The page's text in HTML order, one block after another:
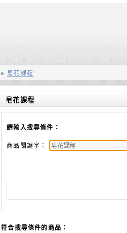
» 皂花課程
皂花課程
請輸入搜尋條件：
商品關鍵字：
符合搜尋條件的商品：